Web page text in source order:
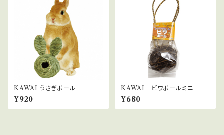
KAWAI うさぎボール
¥920
KAWAI ビワボールミニ
¥680